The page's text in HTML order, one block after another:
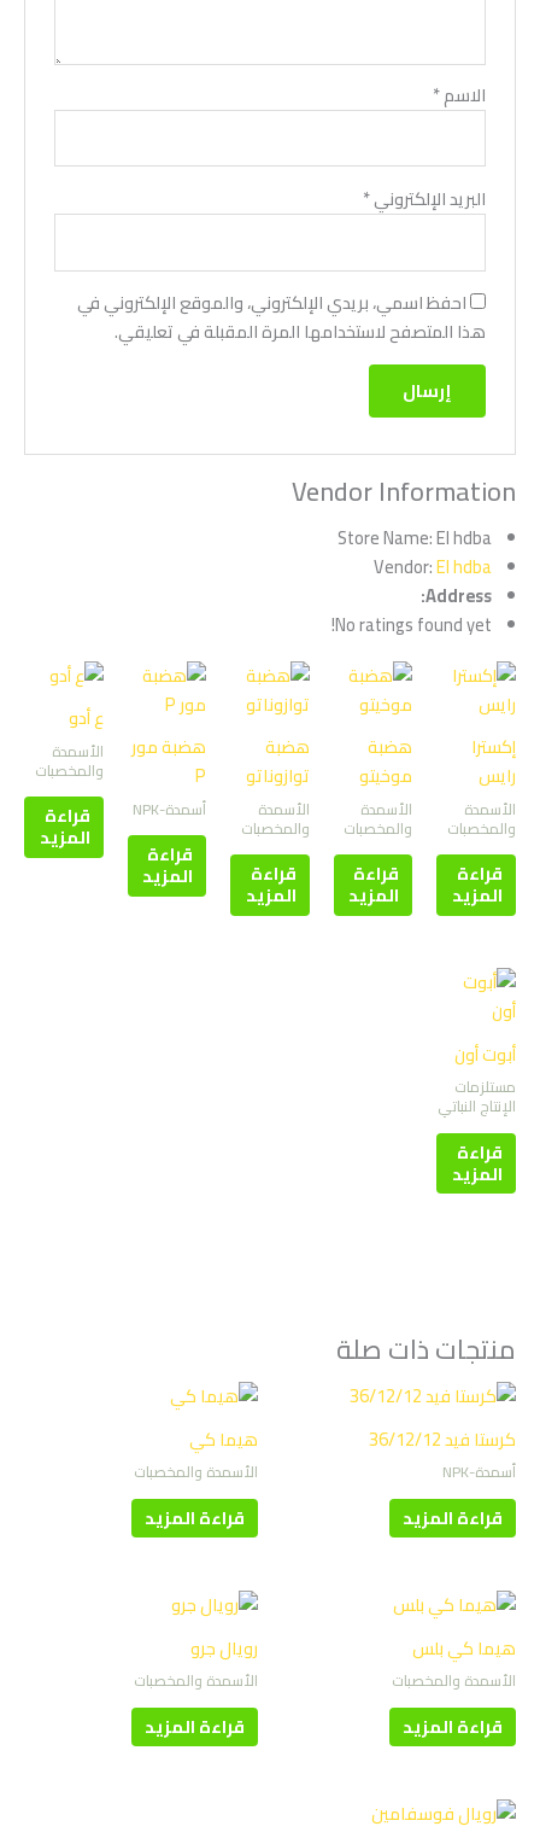
الاسم*
البريد الإلكتروني*
احفظ اسمي، بريدي الإلكتروني، والموقع الإلكتروني في
هذا المتصفح لاستخدامها المرة المقبلة في تعليقي.
Vendor Information
Store Name:El hdba
Vendor:El hdba
Address:
No ratings found yet!
إكسترا
رايس
الأسمدة
والمخصبات
قراءة
المزيد
هضبة
موخيتو
الأسمدة
والمخصبات
قراءة
المزيد
هضبة
توازوناتو
الأسمدة
والمخصبات
قراءة
المزيد
هضبة مور
P
أسمدة-NPK
قراءة
المزيد
ع أدو
الأسمدة
والمخصبات
قراءة
المزيد
أبوت أون
مستلزمات
الإنتاج النباتي
قراءة
المزيد
منتجات ذات صلة
كرستا فيد 36/12/12
أسمدة-NPK
قراءة المزيد
هيما كي
الأسمدة والمخصبات
قراءة المزيد
هيما كي بلس
الأسمدة والمخصبات
قراءة المزيد
رويال جرو
الأسمدة والمخصبات
قراءة المزيد